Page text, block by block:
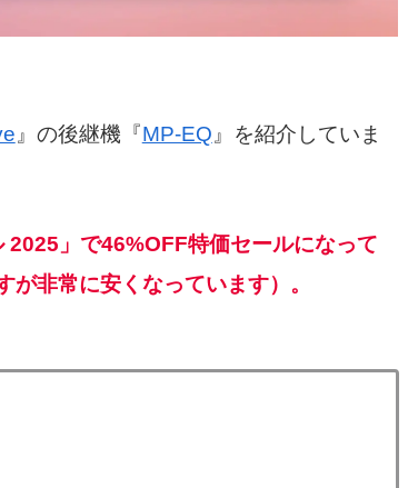
』 の後継機『MP-EQ 』を紹介していま
」で46%OFF特価セールになって
非常に安くなっています）。